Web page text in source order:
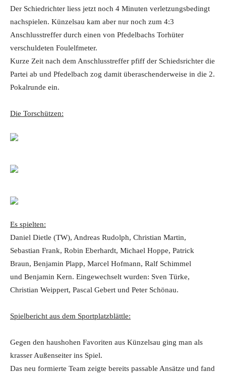
Der Schiedrichter liess jetzt noch 4 Minuten verletzungsbedingt
nachspielen. Künzelsau kam aber nur noch zum 4:3
Anschlusstreffer durch einen von Pfedelbachs Torhüter
verschuldeten Foulelfmeter.
Kurze Zeit nach dem Anschlusstreffer pfiff der Schiedsrichter die
Partei ab und Pfedelbach zog damit überaschenderweise in die 2.
Pokalrunde ein.
Die Torschützen:
Es spielten:
Daniel Dietle (TW), Andreas Rudolph, Christian Martin,
Sebastian Frank, Robin Eberhardt, Michael Hoppe, Patrick
Braun, Benjamin Plapp, Marcel Hofmann, Ralf Schimmel
und Benjamin Kern. Eingewechselt wurden: Sven Türke,
Christian Weippert, Pascal Gebert und Peter Schönau.
Spielbericht aus dem Sportplatzblättle:
Gegen den haushohen Favoriten aus Künzelsau ging man als
krasser Außenseiter ins Spiel.
Das neu formierte Team zeigte bereits passable Ansätze und fand